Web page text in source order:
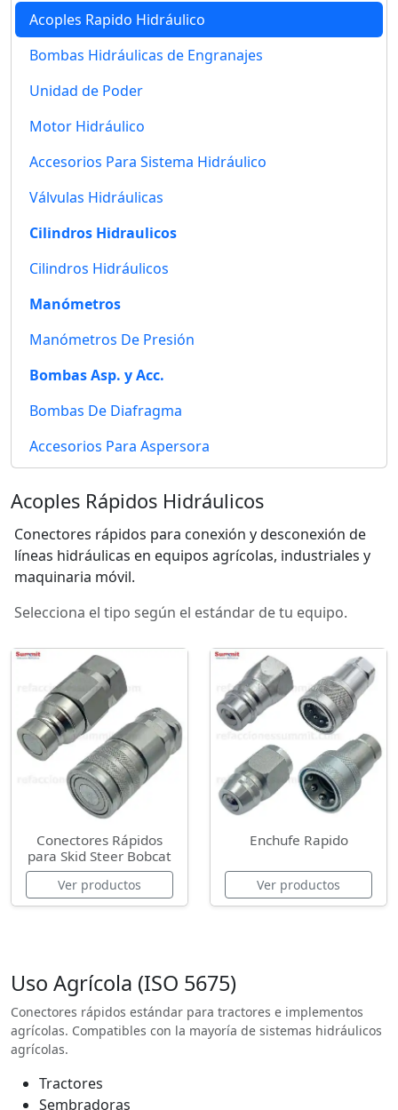
Acoples Rapido Hidráulico
Bombas Hidráulicas de Engranajes
Unidad de Poder
Motor Hidráulico
Accesorios Para Sistema Hidráulico
Válvulas Hidráulicas
Cilindros Hidraulicos
Cilindros Hidráulicos
Manómetros
Manómetros De Presión
Bombas Asp. y Acc.
Bombas De Diafragma
Accesorios Para Aspersora
Acoples Rápidos Hidráulicos
Conectores rápidos para conexión y desconexión de
líneas hidráulicas en equipos agrícolas, industriales y
maquinaria móvil.
Selecciona el tipo según el estándar de tu equipo.
Conectores Rápidos
para Skid Steer Bobcat
Ver productos
Enchufe Rapido
Ver productos
Uso Agrícola (ISO 5675)
Conectores rápidos estándar para tractores e implementos
agrícolas. Compatibles con la mayoría de sistemas hidráulicos
agrícolas.
Tractores
Sembradoras